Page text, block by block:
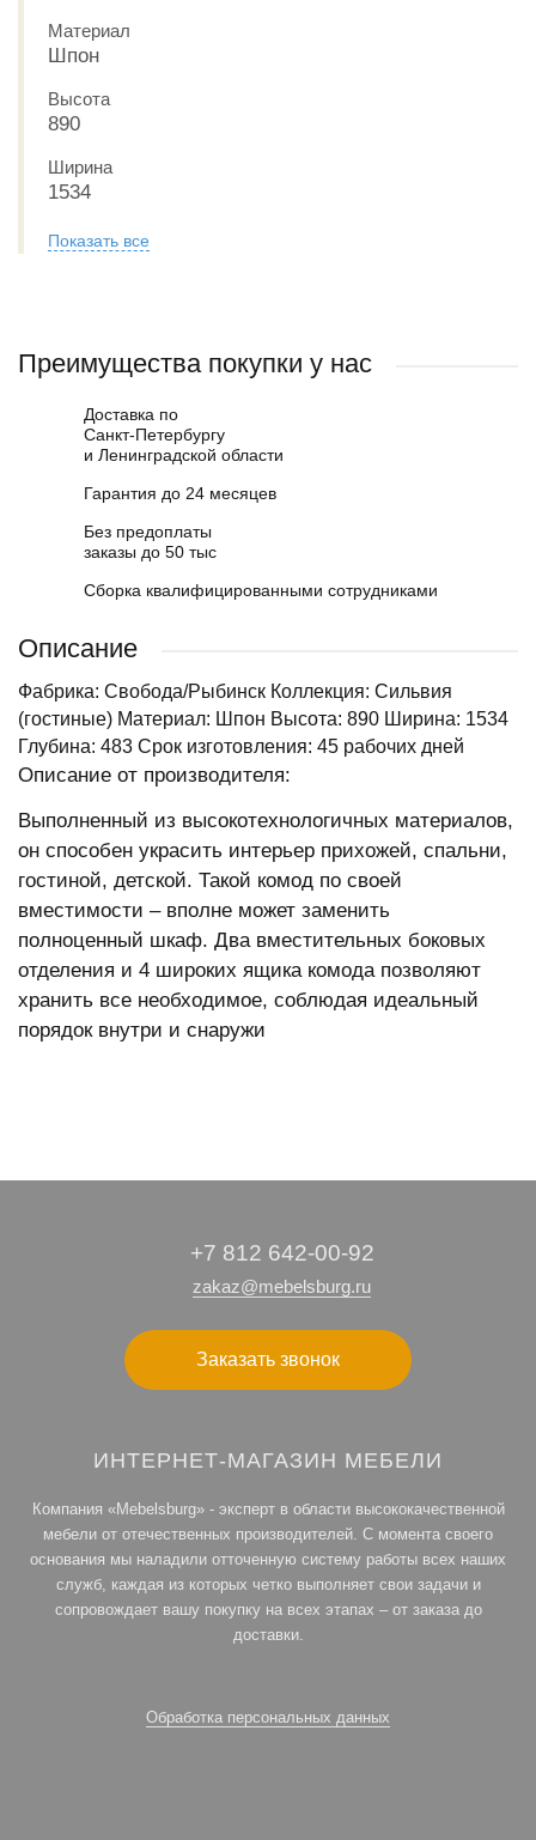
Материал
Шпон
Высота
890
Ширина
1534
Показать все
Преимущества покупки у нас
Доставка по
Санкт-Петербургу
и Ленинградской области
Гарантия до 24 месяцев
Без предоплаты
заказы до 50 тыс
Сборка квалифицированными сотрудниками
Описание
Фабрика: Свобода/Рыбинск Коллекция: Сильвия
(гостиные) Материал: Шпон Высота: 890 Ширина: 1534
Глубина: 483 Срок изготовления: 45 рабочих дней
Описание от производителя:
Выполненный из высокотехнологичных материалов,
он способен украсить интерьер прихожей, спальни,
гостиной, детской. Такой комод по своей
вместимости – вполне может заменить
полноценный шкаф. Два вместительных боковых
отделения и 4 широких ящика комода позволяют
хранить все необходимое, соблюдая идеальный
порядок внутри и снаружи
+7 812 642-00-92
zakaz@mebelsburg.ru
Заказать звонок
ИНТЕРНЕТ-МАГАЗИН МЕБЕЛИ
Компания «Mebelsburg» - эксперт в области высококачественной
мебели от отечественных производителей. С момента своего
основания мы наладили отточенную систему работы всех наших
служб, каждая из которых четко выполняет свои задачи и
сопровождает вашу покупку на всех этапах – от заказа до
доставки.
Обработка персональных данных